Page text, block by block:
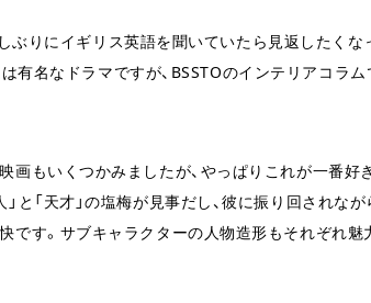
ぶりにイギリス英語を聞いていたら見返したくな
は有名なドラマですが、BSSTOのインテリアコラ
画もいくつかみましたが、やっぱりこれが一番好
と「天才」の塩梅が見事だし、彼に振り回されな
です。サブキャラクターの人物造形もそれぞれ魅